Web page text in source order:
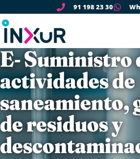
91 198 23 30
E- Suministro
actividades de
saneamiento,
de residuos y